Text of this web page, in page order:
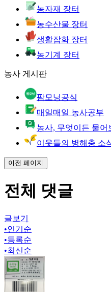
농자재 장터
농수산물 장터
생활잡화 장터
농기계 장터
농사 게시판
팜모닝공식
매일매일 농사공부
농사, 무엇이든 물어
이웃들의 병해충 소
이전 페이지
전체 댓글
글보기
•인기순
•등록순
•최신순